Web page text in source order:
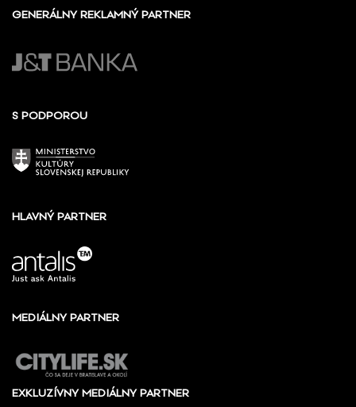
GENERÁLNY REKLAMNÝ PARTNER
S PODPOROU
HLAVNÝ PARTNER
MEDIÁLNY PARTNER
EXKLUZÍVNY MEDIÁLNY PARTNER